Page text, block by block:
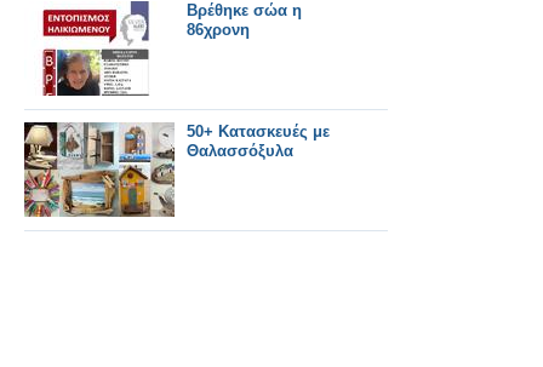
Βρέθηκε σώα η
86χρονη
50+ Κατασκευές με
Θαλασσόξυλα